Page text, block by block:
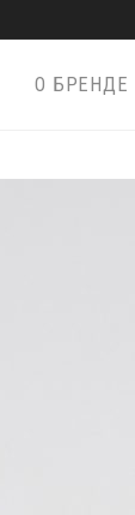
О БРЕНДЕ